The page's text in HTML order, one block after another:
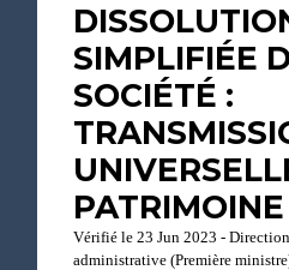
SIMPLIFIÉE
SOCIÉTÉ :
Vérifié le 23 Jun 2023 -
administrative (Première